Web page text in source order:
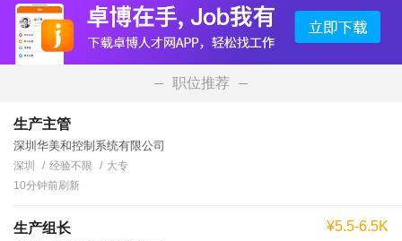
职位推荐
生产主管
深圳华美和控制系统有限公司
深圳 经验不限
大专
10分钟前刷新
生产组长 ¥5.5-6.5K